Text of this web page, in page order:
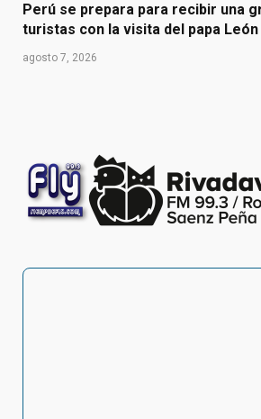
Perú se prepara para recibir una
turistas con la visita del papa León
agosto 7, 2026